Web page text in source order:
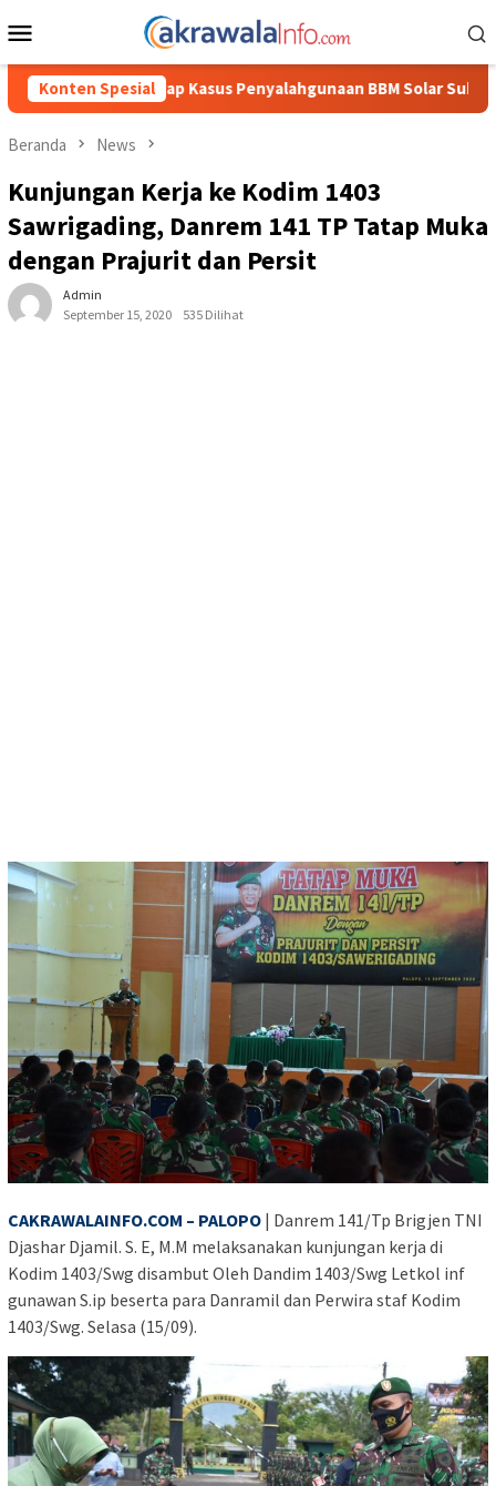
ke
Mobile
Konten SpesialBBM Solar Subsidi, Kasat Reskrim Polres Toraja
Beranda News
Kunjungan Kerja ke Kodim 1403
Sawrigading, Danrem 141 TP Tatap Muka
dengan Prajurit dan Persit
Admin
September 15, 2020
535 Dilihat
CAKRAWALAINFO.COM – PALOPO | Danrem 141/Tp Brigjen TNI
Djashar Djamil. S. E, M.M melaksanakan kunjungan kerja di
Kodim 1403/Swg disambut Oleh Dandim 1403/Swg Letkol inf
gunawan S.ip beserta para Danramil dan Perwira staf Kodim
1403/Swg. Selasa (15/09).